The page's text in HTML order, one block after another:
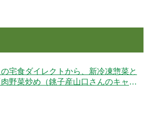
宅食ダイレクトから、新冷凍惣菜と
肉野菜炒め（銚子産山口さんのキャベ